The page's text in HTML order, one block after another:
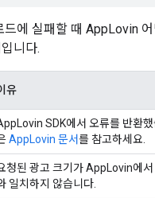
드에 실패할 때 AppLovin
니다.
유
SDK에서 오류를 반환
AppLovin 문서를 참고하세요.
청된 광고 크기가 AppLovin에서
일치하지 않습니다.